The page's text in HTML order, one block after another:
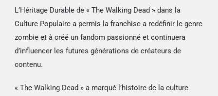
L’Héritage Durable de « The Walking Dead » dans la
Culture Populaire a permis la franchise a redéfinir le genre
zombie et à créé un fandom passionné et continuera
d’influencer les futures générations de créateurs de
contenu.
« The Walking Dead » a marqué l’histoire de la culture